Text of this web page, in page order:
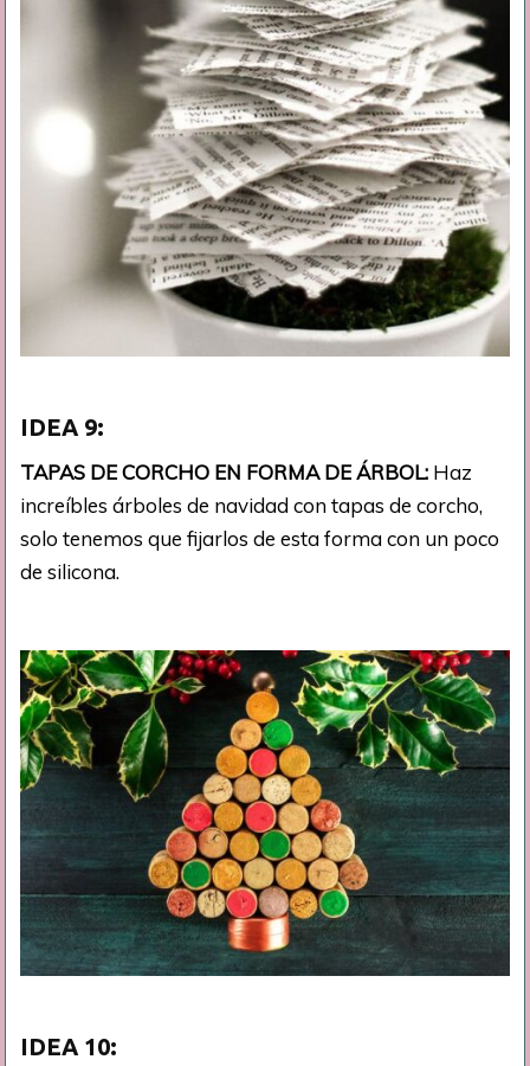
IDEA 9:
TAPAS DE CORCHO EN FORMA DE ÁRBOL: Haz
increíbles árboles de navidad con tapas de corcho,
solo tenemos que fijarlos de esta forma con un poco
de silicona.
IDEA 10: